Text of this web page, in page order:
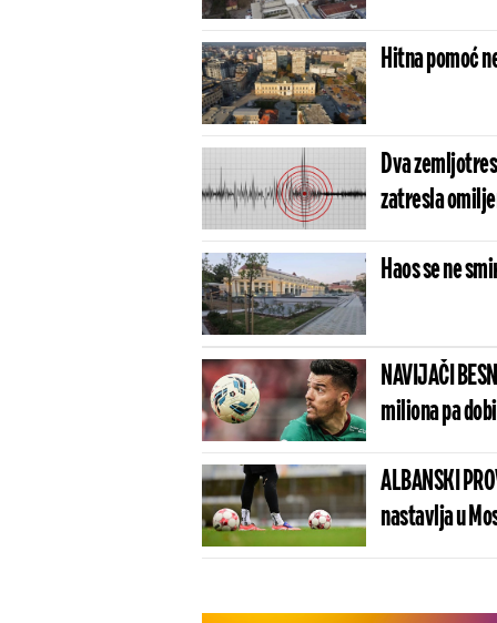
Hitna pomoć
Dva
zatresla
Haos se ne
NAVIJAČI
miliona pa
ALBANSKI
nastavlja u